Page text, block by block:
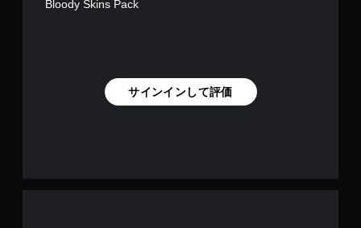
Bloody Skins Pack
サインインして評価